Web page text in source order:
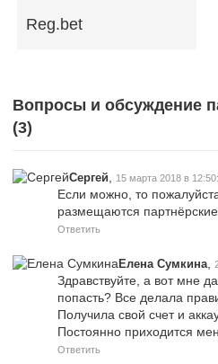
Reg.bet
Вопросы и обсуждение
(3)
Сергей 15 марта 2018 в
Если можно, то
размещаются
Ответить
Елена Сумкина
Здравствуйте, а вот мне
попасть? Все делала
Получила свой счет и
Постоянно приходится
Ответить